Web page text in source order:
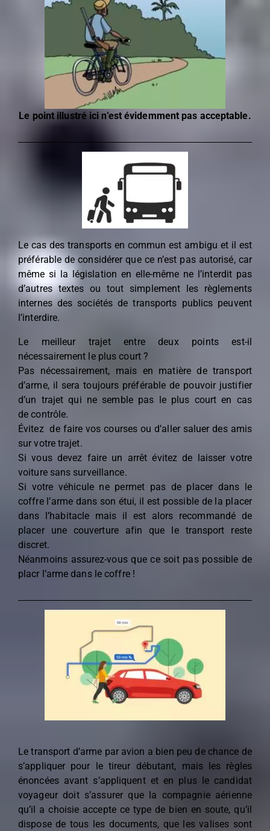
Le point illustré ici n’est évidemment pas acceptable.
Le cas des transports en commun est ambigu et il est
préférable de considérer que ce n’est pas autorisé, car
même si la législation en elle-même ne l’interdit pas
d’autres textes ou tout simplement les règlements
internes des sociétés de transports publics peuvent
l’interdire.
Le meilleur trajet entre deux points est-il
nécessairement le plus court ?
Pas nécessairement, mais en matière de transport
d’arme, il sera toujours préférable de pouvoir justifier
d’un trajet qui ne semble pas le plus court en cas
de contrôle.
Évitez de faire vos courses ou d’aller saluer des amis
sur votre trajet.
Si vous devez faire un arrêt évitez de laisser votre
voiture sans surveillance.
Si votre véhicule ne permet pas de placer dans le
coffre l’arme dans son étui, il est possible de la placer
dans l’habitacle mais il est alors recommandé de
placer une couverture afin que le transport reste
discret.
Néanmoins assurez-vous que ce soit pas possible de
placr l’arme dans le coffre !
Le transport d’arme par avion a bien peu de chance de
s’appliquer pour le tireur débutant, mais les règles
énoncées avant s’appliquent et en plus le candidat
voyageur doit s’assurer que la compagnie aérienne
qu’il a choisie accepte ce type de bien en soute, qu’il
dispose de tous les documents, que les valises sont